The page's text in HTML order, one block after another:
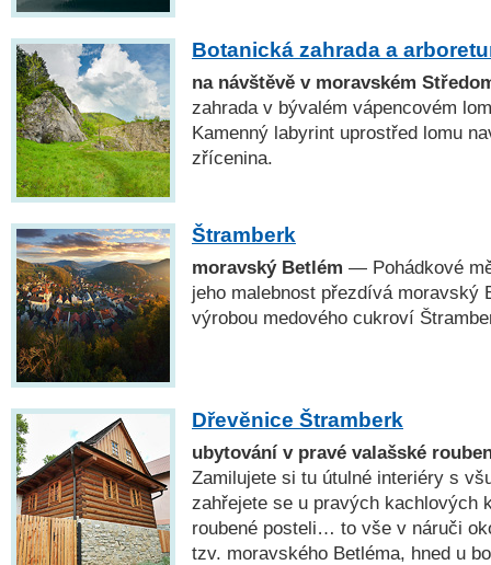
Botanická zahrada a
na návštěvě v moravském
zahrada v bývalém vápencovém
Kamenný labyrint uprostřed lomu
zřícenina.
Štramberk
moravský Betlém — Pohádkové
jeho malebnost přezdívá moravský
výrobou medového cukroví
Dřevěnice Štramberk
ubytování v pravé valašské
Zamilujete si tu útulné interiéry s
zahřejete se u pravých kachlových
roubené posteli… to vše v náruči
tzv. moravského Betléma, hned u